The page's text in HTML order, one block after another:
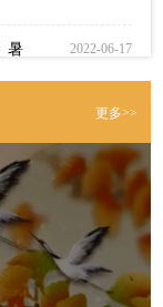
暑期特训营2022-06-17
培训~~~教学内容篇
培训活动圆满成功
2022-06-17
2021-03-17
更多>>